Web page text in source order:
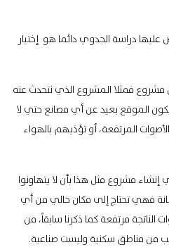
عليها دراسة الجدوي دائما هو إختيار
مشروع فمثلا المشروع الذي نتحدث عنه
الموقع بعيد عن أي مصانع حتي لا
المرتفعة، أو تؤذيهم بالهواء
مشروع مثل هذا بأن لا يتهاونوا
فهي تحتاج إلى مكان خالي من أي
مرتفعة كما ذكرنا سابقاً، من
من مناطق سكنية وليست صناعية.